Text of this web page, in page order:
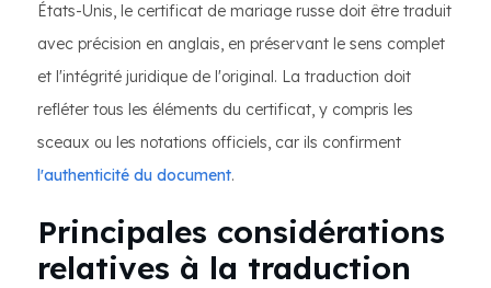
États-Unis, le certificat de mariage russe doit être traduit
avec précision en anglais, en préservant le sens complet
et l'intégrité juridique de l'original. La traduction doit
refléter tous les éléments du certificat, y compris les
sceaux ou les notations officiels, car ils confirment
l'authenticité du document.
Principales considérations
relatives à la traduction